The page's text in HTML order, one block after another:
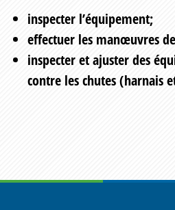
inspecter l’équipement;
effectuer les manœuvres
inspecter et ajuster des
contre les chutes (harnais
Footer